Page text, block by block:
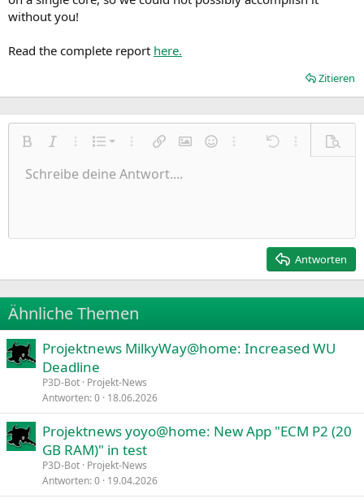
without you!
Read the complete report here.
Zitieren
Fett KursivWeitere Einstellungen…
Liste
Nummerierte Liste
Ungeordnete Liste
Weitere Einstellungen…
Link einfügen
Bild einfügen
SmileysWeitere Einstellungen…
Rückgängig
Weitere
Schriftgröße
9
22
26
TextfarbeSchriftfamilie
Arial
Times New Roman
Trebuchet MS
Verdana
Durchgestrichen
Unterstrichen
Inline-Code
AusrichtungLinksbündig
Paragraph format
Normal
Heading 2
ZitatMedienTabelle einfügen
Insert horizontal line
SpoilerCode
Wiederholen
BBCode umschalten
Formatierung entfernen
EntwürfeEntwurf speichern
Schreibe deine Antwort....
Antworten
Ähnliche Themen
Projektnews MilkyWay@home: Increased WU
Deadline
P3D-Bot Projekt-News
Antworten 0 18.06.2026
Projektnews yoyo@home: New App "ECM P2 (20
GB RAM)" in test
P3D-Bot Projekt-News
Antworten 0 19.04.2026